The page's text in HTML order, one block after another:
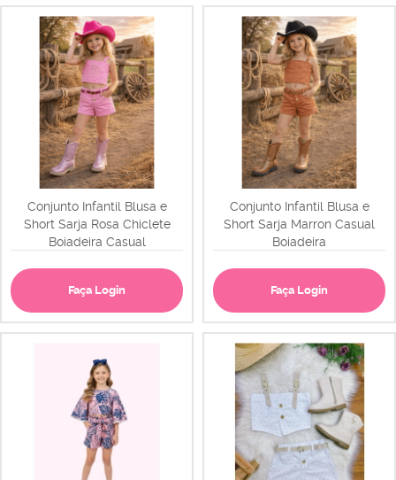
Conjunto Infantil Blusa e
Short Sarja Rosa Chiclete
Boiadeira Casual
Faça Login
Conjunto Infantil Blusa e
Short Sarja Marron Casual
Boiadeira
Faça Login